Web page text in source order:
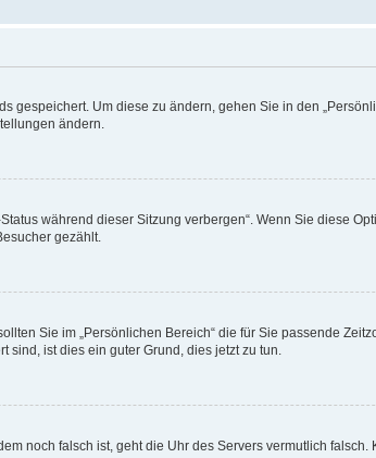
Um diese zu ändern, gehen Sie in den
ändern.
während dieser Sitzung verbergen“. Wenn Sie diese
gezählt.
Sie im „Persönlichen Bereich“ die für Sie passende
sind, ist dies ein guter Grund, dies jetzt zu tun.
noch falsch ist, geht die Uhr des Servers vermutlich